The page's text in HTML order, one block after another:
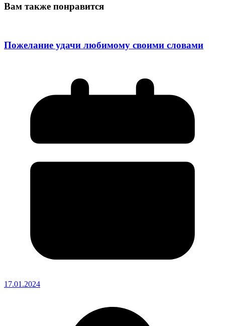
Вам также понравится
Пожелание удачи любимому своими словами
17.01.2024